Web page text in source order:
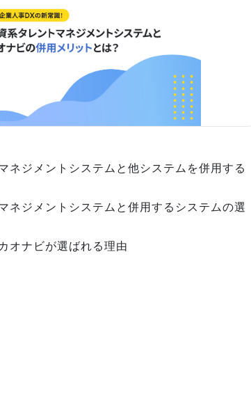
ネジメントシステムと他システムを併用する
ネジメントシステムと併用するシステムの選
オナビが選ばれる理由